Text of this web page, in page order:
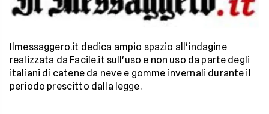
Ilmessaggero.it dedica ampio spazio all'indagine
realizzata da Facile.it sull'uso e non uso da parte degli
italiani di catene da neve e gomme invernali durante il
periodo prescitto dalla legge.